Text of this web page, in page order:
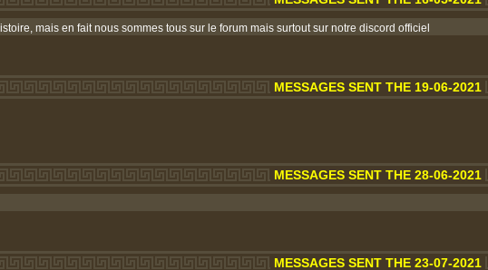
mais en fait nous sommes tous sur le forum mais surtout sur notre discord officiel
MESSAGES SENT THE 19-06-2021
MESSAGES SENT THE 28-06-2021
MESSAGES SENT THE 23-07-2021